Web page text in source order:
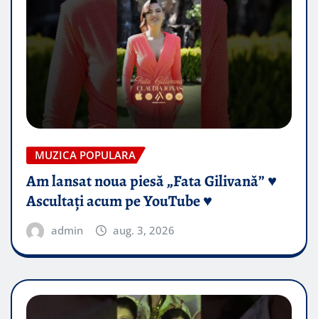
MUZICA POPULARA
Am lansat noua piesă „Fata Gilivană” ♥️
Ascultați acum pe YouTube ♥️
admin aug. 3, 2026